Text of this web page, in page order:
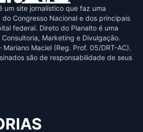
um site jornalístico que faz uma
Congresso Nacional e dos principais
federal. Direto do Planalto é uma
Marketing e Divulgaçāo.
Mariano Maciel (Reg. Prof. 05/DRT-AC).
sāo de responsabilidade de seus